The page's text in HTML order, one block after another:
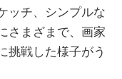
ッチ、シンプルな
さまざまで、画家
挑戦した様子がう